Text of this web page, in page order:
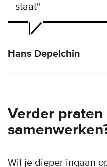
staat"
Hans Depelchin
Verder praten
Wil je dieper ingaan